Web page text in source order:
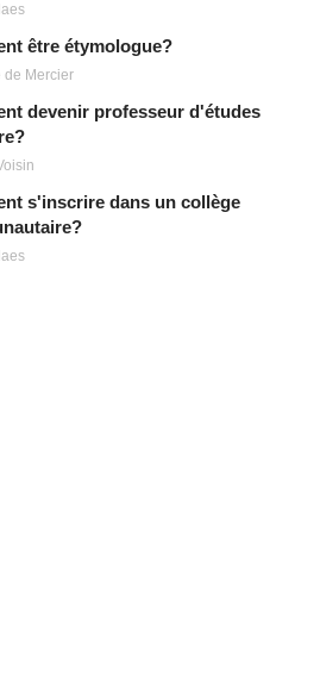
être étymologue?
de Mercier
devenir professeur d'études
s'inscrire dans un collège